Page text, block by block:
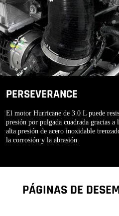
PERSEVERANCE
El motor Hurricane de 3.0 L puede
presión por pulgada cuadrada gracias a
alta presión de acero inoxidable
la corrosión y la abrasión.
PÁGINAS DE